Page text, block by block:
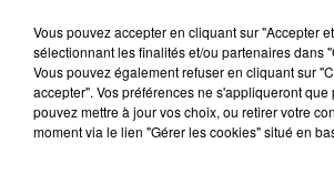
11h17
11h17 11h12
11h12
Vous pouvez accepter en cliquant sur "Accepter
sélectionnant les finalités et/ou partenaires dans
Vous pouvez également refuser en cliquant sur
accepter". Vos préférences ne s'appliqueront que
pouvez mettre à jour vos choix, ou retirer votre
moment via le lien "Gérer les cookies" situé en